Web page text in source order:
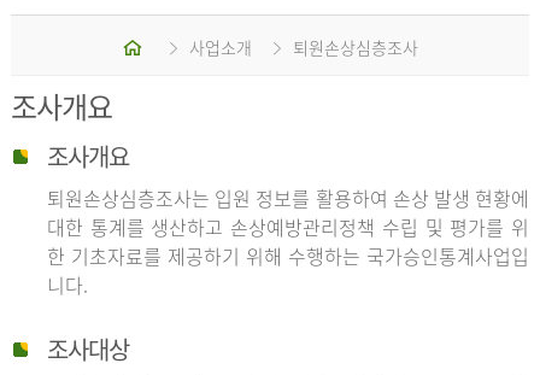
홈 사업소개 퇴원손상심층조사
조사개요
조사개요
퇴원손상심층조사는 입원 정보를 활용하여 손상 발생 현황에
대한 통계를 생산하고 손상예방관리정책 수립 및 평가를 위
한 기초자료를 제공하기 위해 수행하는 국가승인통계사업입
니다.
조사대상